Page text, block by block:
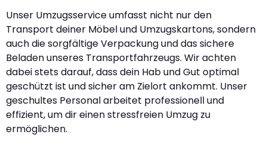
Unser Umzugsservice umfasst nicht nur den
Transport deiner Möbel und Umzugskartons, sondern
auch die sorgfältige Verpackung und das sichere
Beladen unseres Transportfahrzeugs. Wir achten
dabei stets darauf, dass dein Hab und Gut optimal
geschützt ist und sicher am Zielort ankommt. Unser
geschultes Personal arbeitet professionell und
effizient, um dir einen stressfreien Umzug zu
ermöglichen.